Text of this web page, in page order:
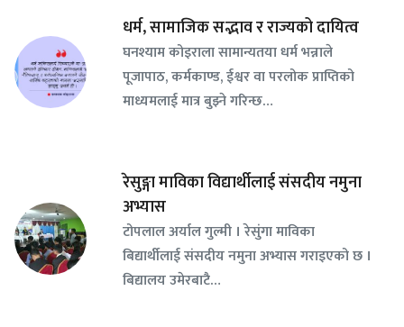
धर्म, सामाजिक सद्भाव र राज्यको दायित्व
घनश्याम कोइराला सामान्यतया धर्म भन्नाले
पूजापाठ, कर्मकाण्ड, ईश्वर वा परलोक प्राप्तिको
माध्यमलाई मात्र बुझ्ने गरिन्छ…
रेसुङ्गा माविका विद्यार्थीलाई संसदीय नमुना
अभ्यास
टोपलाल अर्याल गुल्मी । रेसुंगा माविका
बिद्यार्थीलाई संसदीय नमुना अभ्यास गराइएको छ ।
बिद्यालय उमेरबाटै…